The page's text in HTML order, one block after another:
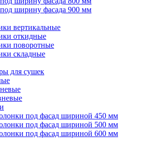
ширину фасада 900 мм
вертикальные
откидные
поворотные
складные
для сушек
под фасад шириной 450 мм
под фасад шириной 500 мм
под фасад шириной 600 мм